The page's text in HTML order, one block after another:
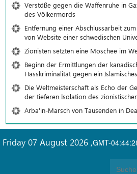
Verstöße gegen die Waffenruhe in
des Völkermords
Entfernung einer Abschlussarbeit
von Website einer schwedischen
Zionisten setzten eine Moschee im
Beginn der Ermittlungen der
Hasskriminalität gegen ein
Die Weltmeisterschaft als Echo der
der tieferen Isolation des
Arba'in-Marsch von Tausenden in
GMT-
Friday 07 August 2026 ,